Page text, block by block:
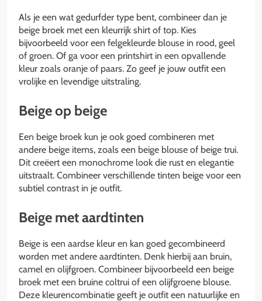
Als je een wat gedurfder type bent, combineer dan je
beige broek met een kleurrijk shirt of top. Kies
bijvoorbeeld voor een felgekleurde blouse in rood, geel
of groen. Of ga voor een printshirt in een opvallende
kleur zoals oranje of paars. Zo geef je jouw outfit een
vrolijke en levendige uitstraling.
Beige op beige
Een beige broek kun je ook goed combineren met
andere beige items, zoals een beige blouse of beige trui.
Dit creëert een monochrome look die rust en elegantie
uitstraalt. Combineer verschillende tinten beige voor een
subtiel contrast in je outfit.
Beige met aardtinten
Beige is een aardse kleur en kan goed gecombineerd
worden met andere aardtinten. Denk hierbij aan bruin,
camel en olijfgroen. Combineer bijvoorbeeld een beige
broek met een bruine coltrui of een olijfgroene blouse.
Deze kleurencombinatie geeft je outfit een natuurlijke en